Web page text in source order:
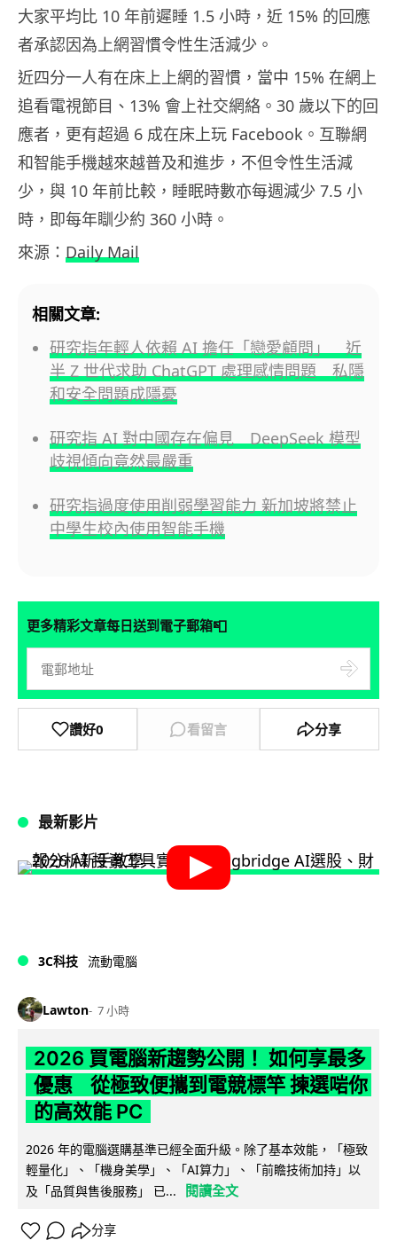
大家平均比 10 年前遲睡 1.5 小時，近 15% 的回應
者承認因為上網習慣令性生活減少。
近四分一人有在床上上網的習慣，當中 15% 在網上
追看電視節目、13% 會上社交網絡。30 歲以下的回
應者，更有超過 6 成在床上玩 Facebook。互聯網
和智能手機越來越普及和進步，不但令性生活減
少，與 10 年前比較，睡眠時數亦每週減少 7.5 小
時，即每年瞓少約 360 小時。
來源： Daily Mail
相關文章:
研究指年輕人依賴 AI 擔任「戀愛顧問」 近
半 Z 世代求助 ChatGPT 處理感情問題 私隱
和安全問題成隱憂
研究指 AI 對中國存在偏見 DeepSeek 模型
歧視傾向竟然最嚴重
研究指過度使用削弱學習能力 新加坡將禁止
中學生校內使用智能手機
更多精彩文章每日送到電子郵箱📮
讚好0 看留言 分享
最新影片
3C科技 流動電腦
Lawton 7 小時
2026 買電腦新趨勢公開！ 如何享最多
優惠 從極致便攜到電競標竿 揀選啱你
的高效能 PC
2026 年的電腦選購基準已經全面升級。除了基本效能，「極致
輕量化」、「機身美學」、「AI算力」、「前瞻技術加持」以
及「品質與售後服務」 已...
閱讀全文
分享